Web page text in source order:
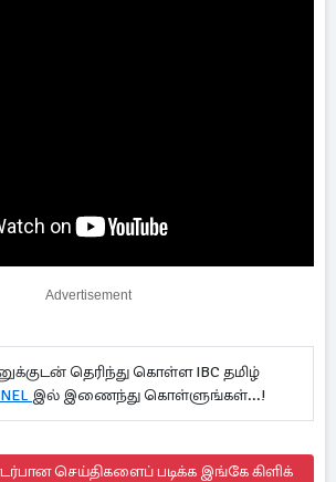
Advertisement
தெரிந்து கொள்ள IBC தமிழ்
இல் இணைந்து கொள்ளுங்கள்...!
செய்திகளைப் படிக்க இங்கே கிளிக்